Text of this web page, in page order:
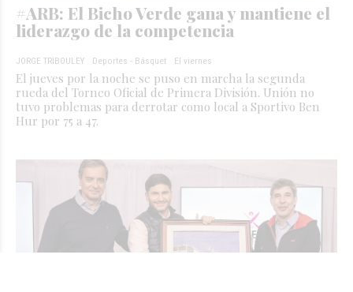
#ARB: El Bicho Verde gana y mantiene el
liderazgo de la competencia
JORGE TRIBOULEY Deportes - Básquet El viernes
El jueves por la noche se puso en marcha la segunda
rueda del Torneo Oficial de Primera División. Unión no
tuvo problemas para derrotar como local a Sportivo Ben
Hur por 75 a 47.